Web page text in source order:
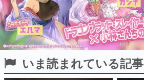
ピックアップ
いま読まれている記事